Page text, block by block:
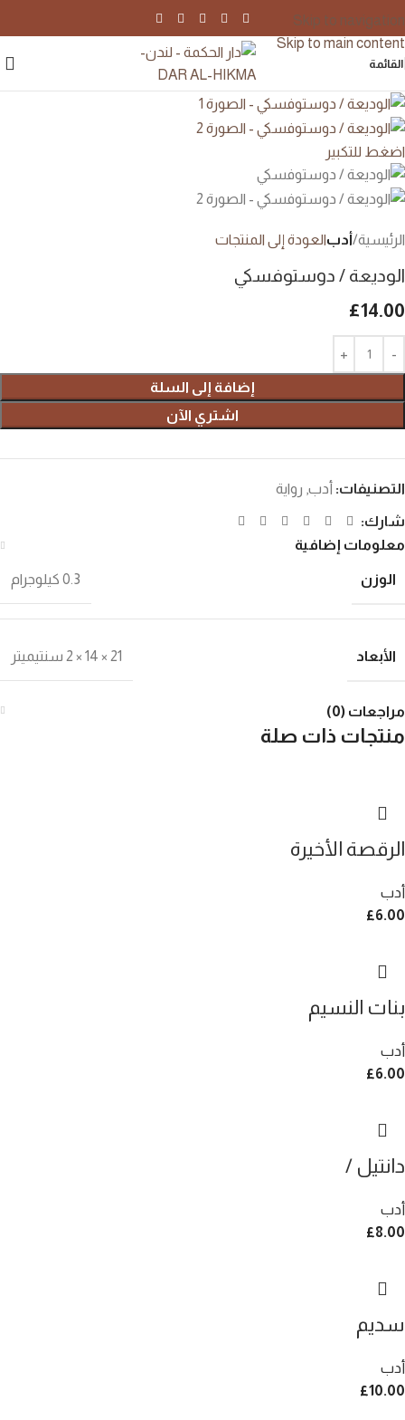
Skip to navigation
Skip to main content
القائمة
اضغط للتكبير
الرئيسية أدبالعودة إلى المنتجات
الوديعة / دوستوفسكي
£14.00
إضافة إلى السلة
اشتري الآن
التصنيفات: أدب رواية
شارك:
معلومات إضافية
الوزن 0.3 كيلوجرام
الأبعاد 21 × 14 × 2 سنتيميتر
مراجعات (0)
منتجات ذات صلة
الرقصة الأخيرة
أدب
£6.00
بنات النسيم
أدب
£6.00
دانتيل /
أدب
£8.00
سديم
أدب
£10.00